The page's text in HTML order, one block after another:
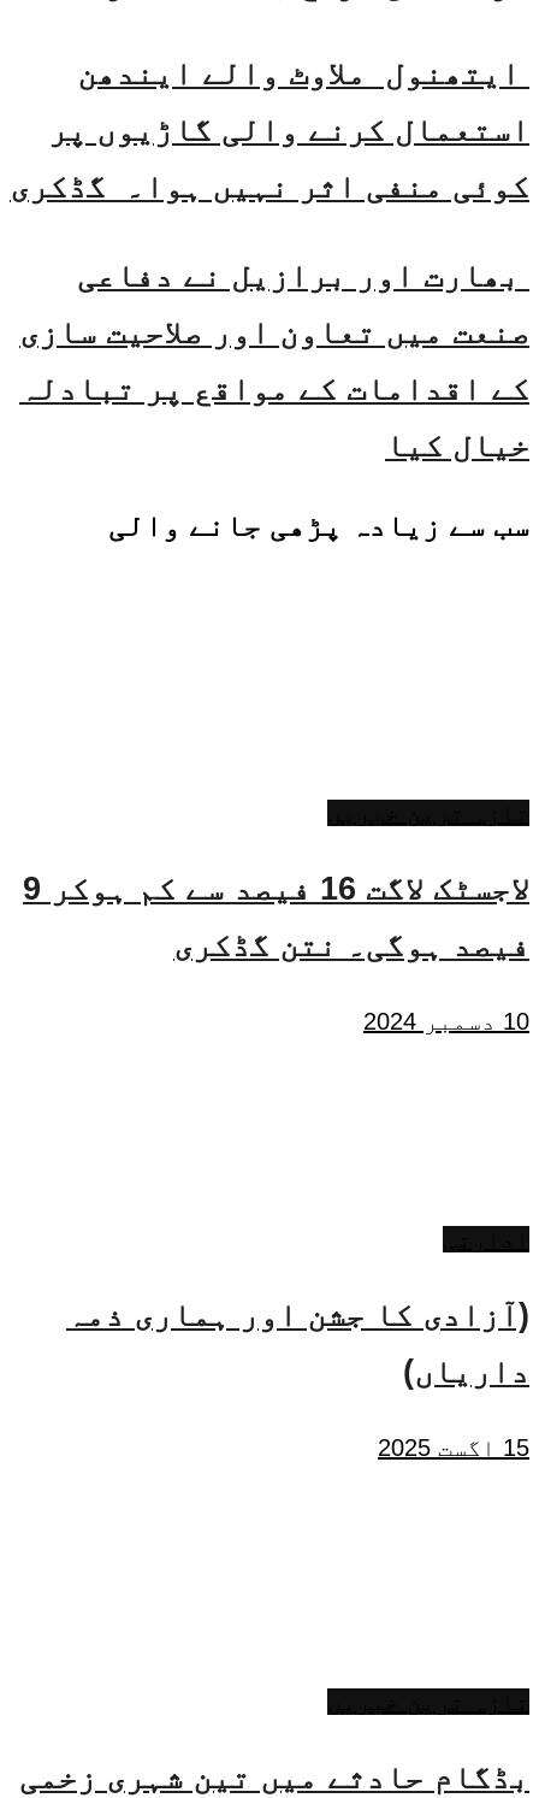
ایتھنول ملاوٹ والے ایندھن
استعمال کرنے والی گاڑیوں پر
کوئی منفی اثر نہیں ہوا۔ گڈکری
بھارت اور برازیل نے دفاعی
صنعت میں تعاون اور صلاحیت سازی
کے اقدامات کے مواقع پر تبادلہ
خیال کیا
سب سے زیادہ پڑھی جانے والی
لاجسٹک لاگت 16 فیصد سے کم ہوکر 9
فیصد ہوگی۔ نتن گڈکری
10 دسمبر 2024
(آزادی کا جشن اور ہماری ذمہ
داریاں)
15 اگست 2025
بڈگام حادثے میں تین شہری زخمی